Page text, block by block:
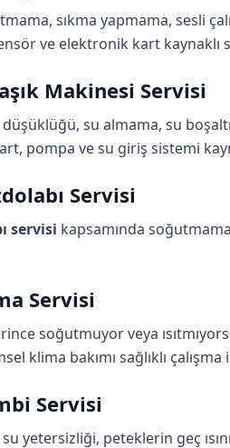
sıkma yapmama, sesli
ve elektronik kart
Makinesi Servisi
su almama, su
pompa ve su giriş sistemi
Servisi
servisi kapsamında
Servisi
soğutmuyor veya
klima bakımı sağlıklı
Servisi
su yetersizliği, peteklerin geç